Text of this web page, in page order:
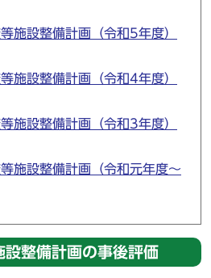
施設整備計画（令和5年度）
施設整備計画（令和4年度）
施設整備計画（令和3年度）
施設整備計画（令和元年度～
整備計画の事後評価